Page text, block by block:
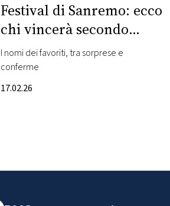
Festival di Sanremo: ecco
chi vincerà secondo
l’Intelligenza Artificiale
I nomi dei favoriti, tra sorprese e
conferme
17.02.26